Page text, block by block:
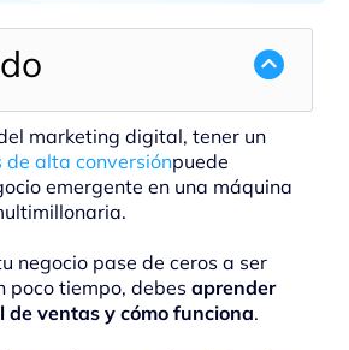
marketing digital, tener un
de alta conversiónpuede
emergente en una máquina
negocio pase de ceros a ser
poco tiempo, debes aprender
de ventas y cómo funciona.